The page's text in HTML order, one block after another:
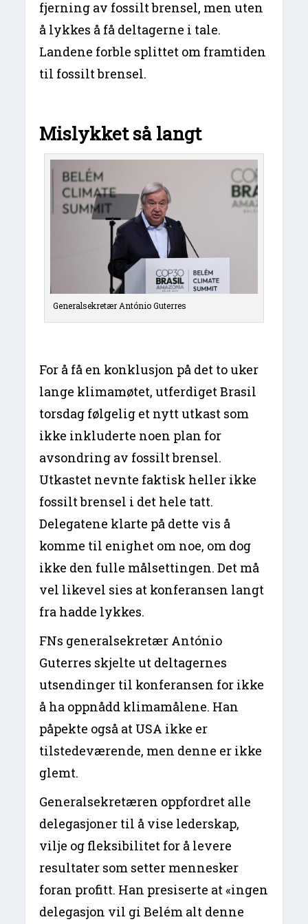
fjerning av fossilt brensel, men uten
å lykkes å få deltagerne i tale.
Landene forble splittet om framtiden
til fossilt brensel.
Mislykket så langt
Generalsekretær António Guterres
For å få en konklusjon på det to uker
lange klimamøtet, utferdiget Brasil
torsdag følgelig et nytt utkast som
ikke inkluderte noen plan for
avsondring av fossilt brensel.
Utkastet nevnte faktisk heller ikke
fossilt brensel i det hele tatt.
Delegatene klarte på dette vis å
komme til enighet om noe, om dog
ikke den fulle målsettingen. Det må
vel likevel sies at konferansen langt
fra hadde lykkes.
FNs generalsekretær António
Guterres skjelte ut deltagernes
utsendinger til konferansen for ikke
å ha oppnådd klimamålene. Han
påpekte også at USA ikke er
tilstedeværende, men denne er ikke
glemt.
Generalsekretæren oppfordret alle
delegasjoner til å vise lederskap,
vilje og fleksibilitet for å levere
resultater som setter mennesker
foran profitt. Han presiserte at «ingen
delegasjon vil gi Belém alt denne